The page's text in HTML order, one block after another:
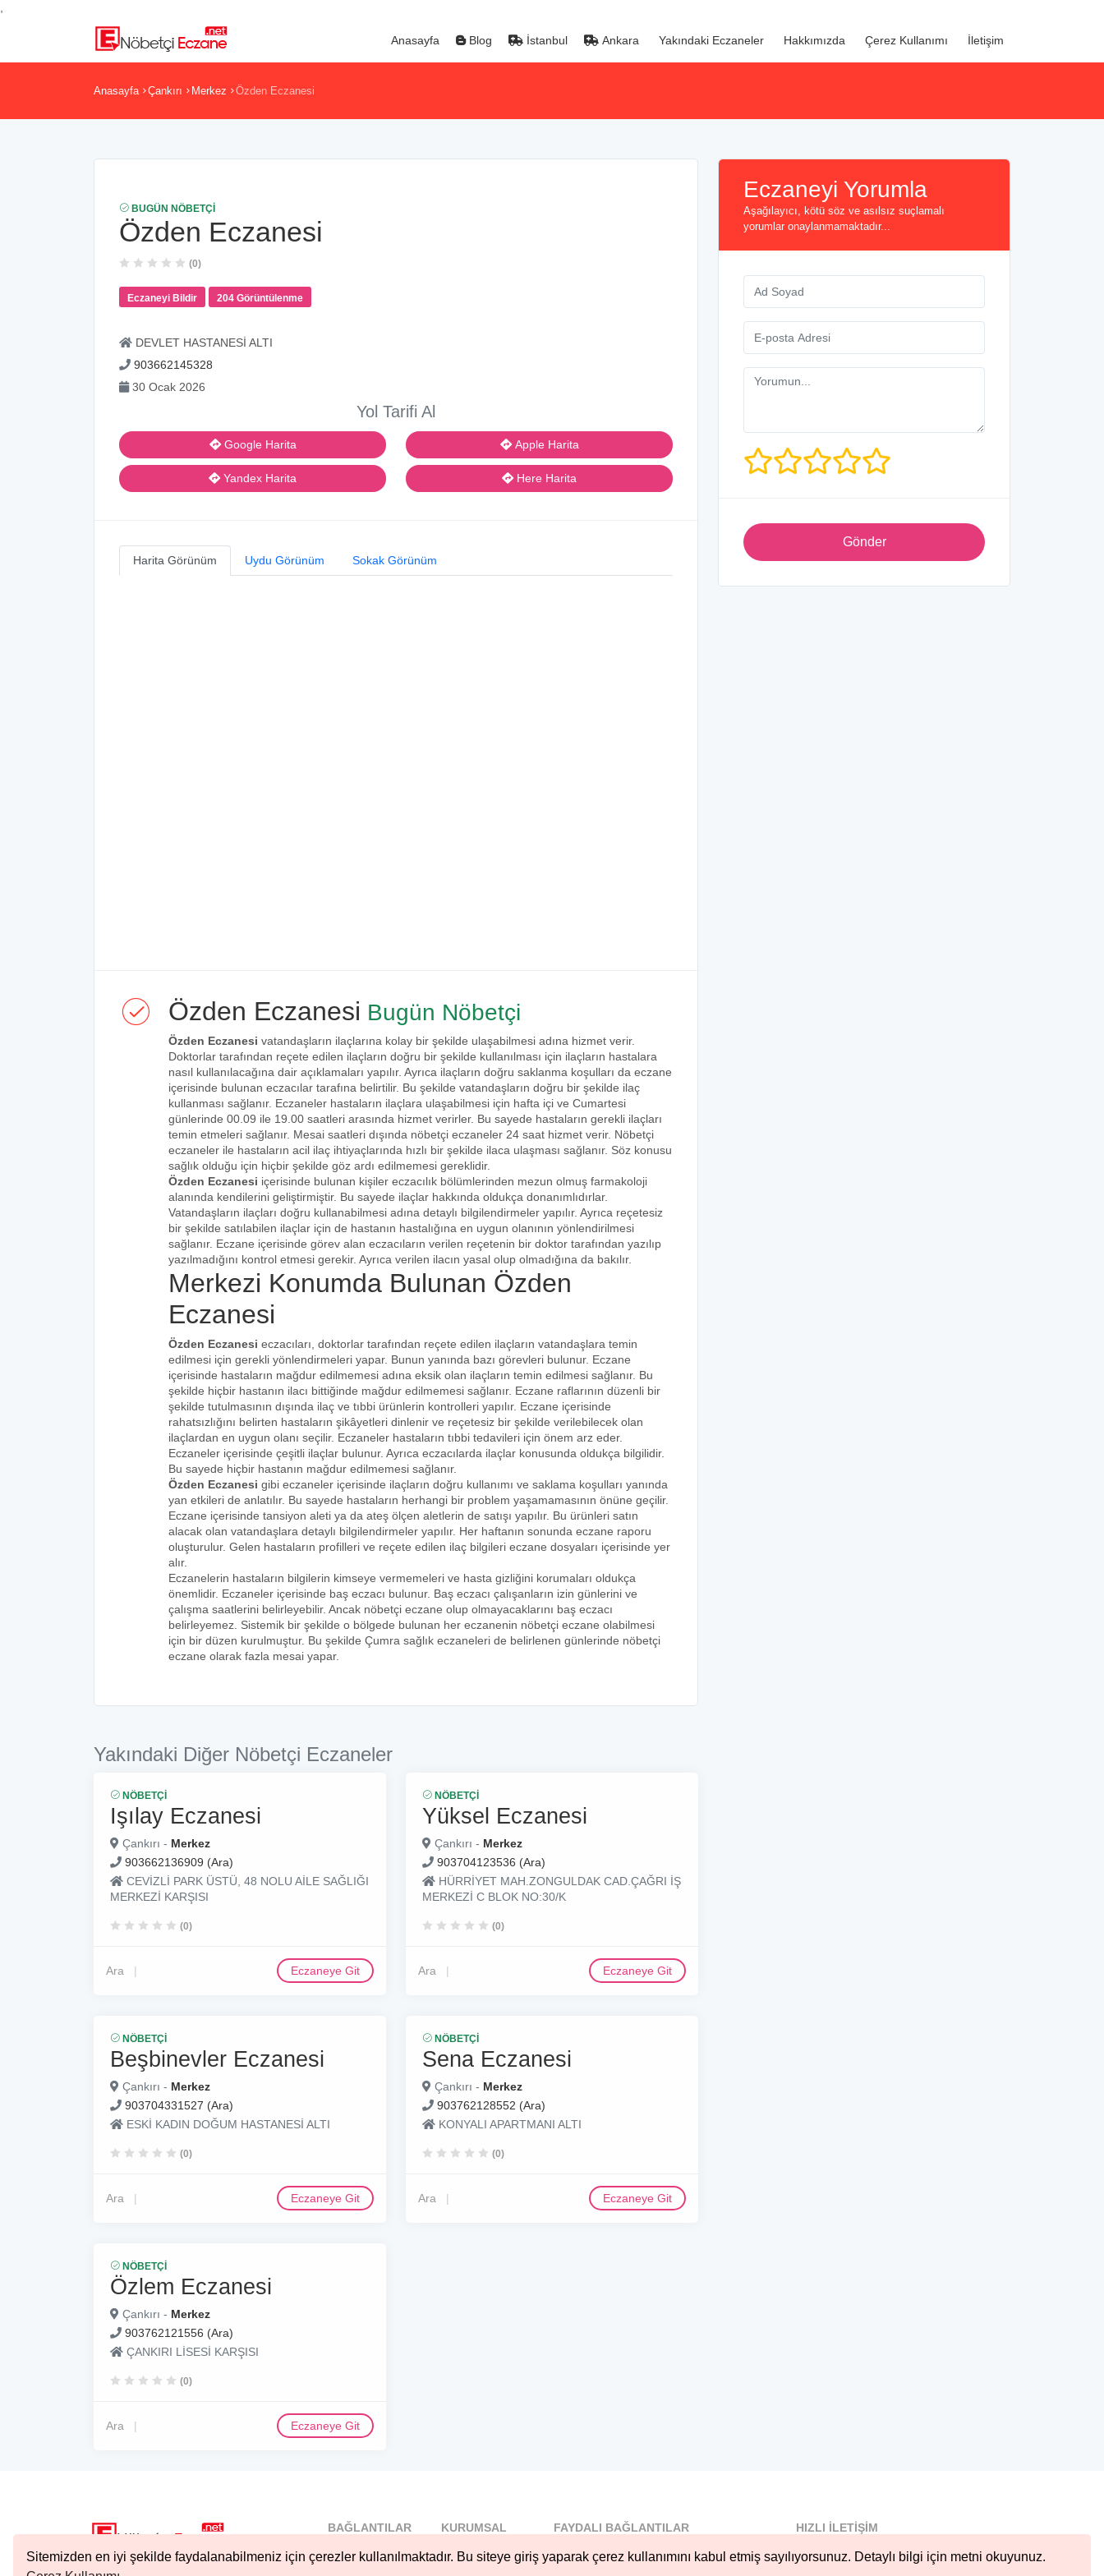
Sitemizden en iyi şekilde faydalanabilmeniz için çerezler kullanılmaktadır. Bu siteye giriş yaparak çerez kullanımını kabul etmiş sayılıyorsunuz. Detaylı bilgi için metni okuyunuz.
Anasayfa Blog İstanbul Ankara Yakındaki Eczaneler Hakkımızda Çerez Kullanımı İletişim
Anasayfa Çankırı Merkez Özden Eczanesi
BUGÜN NÖBETÇI
Özden Eczanesi
(0)
Eczaneyi Bildir 204 Görüntülenme
DEVLET HASTANESİ ALTI
903662145328
30 Ocak 2026
Yol Tarifi Al
Google Harita
Yandex Harita
Apple Harita
Here Harita
Harita Görünüm Uydu Görünüm Sokak Görünüm
Özden Eczanesi Bugün Nöbetçi
Özden Eczanesi vatandaşların ilaçlarına kolay bir şekilde ulaşabilmesi adına hizmet verir.
Doktorlar tarafından reçete edilen ilaçların doğru bir şekilde kullanılması için ilaçların hastalara
nasıl kullanılacağına dair açıklamaları yapılır. Ayrıca ilaçların doğru saklanma koşulları da eczane
içerisinde bulunan eczacılar tarafına belirtilir. Bu şekilde vatandaşların doğru bir şekilde ilaç
kullanması sağlanır. Eczaneler hastaların ilaçlara ulaşabilmesi için hafta içi ve Cumartesi
günlerinde 00.09 ile 19.00 saatleri arasında hizmet verirler. Bu sayede hastaların gerekli ilaçları
temin etmeleri sağlanır. Mesai saatleri dışında nöbetçi eczaneler 24 saat hizmet verir. Nöbetçi
eczaneler ile hastaların acil ilaç ihtiyaçlarında hızlı bir şekilde ilaca ulaşması sağlanır. Söz konusu
sağlık olduğu için hiçbir şekilde göz ardı edilmemesi gereklidir.
Özden Eczanesi içerisinde bulunan kişiler eczacılık bölümlerinden mezun olmuş farmakoloji
alanında kendilerini geliştirmiştir. Bu sayede ilaçlar hakkında oldukça donanımlıdırlar.
Vatandaşların ilaçları doğru kullanabilmesi adına detaylı bilgilendirmeler yapılır. Ayrıca reçetesiz
bir şekilde satılabilen ilaçlar için de hastanın hastalığına en uygun olanının yönlendirilmesi
sağlanır. Eczane içerisinde görev alan eczacıların verilen reçetenin bir doktor tarafından yazılıp
yazılmadığını kontrol etmesi gerekir. Ayrıca verilen ilacın yasal olup olmadığına da bakılır.
Merkezi Konumda Bulunan Özden
Eczanesi
Özden Eczanesi eczacıları, doktorlar tarafından reçete edilen ilaçların vatandaşlara temin
edilmesi için gerekli yönlendirmeleri yapar. Bunun yanında bazı görevleri bulunur. Eczane
içerisinde hastaların mağdur edilmemesi adına eksik olan ilaçların temin edilmesi sağlanır. Bu
şekilde hiçbir hastanın ilacı bittiğinde mağdur edilmemesi sağlanır. Eczane raflarının düzenli bir
şekilde tutulmasının dışında ilaç ve tıbbi ürünlerin kontrolleri yapılır. Eczane içerisinde
rahatsızlığını belirten hastaların şikâyetleri dinlenir ve reçetesiz bir şekilde verilebilecek olan
ilaçlardan en uygun olanı seçilir. Eczaneler hastaların tıbbi tedavileri için önem arz eder.
Eczaneler içerisinde çeşitli ilaçlar bulunur. Ayrıca eczacılarda ilaçlar konusunda oldukça bilgilidir.
Bu sayede hiçbir hastanın mağdur edilmemesi sağlanır.
Özden Eczanesi gibi eczaneler içerisinde ilaçların doğru kullanımı ve saklama koşulları yanında
yan etkileri de anlatılır. Bu sayede hastaların herhangi bir problem yaşamamasının önüne geçilir.
Eczane içerisinde tansiyon aleti ya da ateş ölçen aletlerin de satışı yapılır. Bu ürünleri satın
alacak olan vatandaşlara detaylı bilgilendirmeler yapılır. Her haftanın sonunda eczane raporu
oluşturulur. Gelen hastaların profilleri ve reçete edilen ilaç bilgileri eczane dosyaları içerisinde yer
alır.
Eczanelerin hastaların bilgilerin kimseye vermemeleri ve hasta gizliğini korumaları oldukça
önemlidir. Eczaneler içerisinde baş eczacı bulunur. Baş eczacı çalışanların izin günlerini ve
çalışma saatlerini belirleyebilir. Ancak nöbetçi eczane olup olmayacaklarını baş eczacı
belirleyemez. Sistemik bir şekilde o bölgede bulunan her eczanenin nöbetçi eczane olabilmesi
için bir düzen kurulmuştur. Bu şekilde Çumra sağlık eczaneleri de belirlenen günlerinde nöbetçi
eczane olarak fazla mesai yapar.
Yakındaki Diğer Nöbetçi Eczaneler
NÖBETÇI
Işılay Eczanesi
Çankırı - Merkez
903662136909 (Ara)
CEVİZLİ PARK ÜSTÜ, 48 NOLU AİLE SAĞLIĞI
MERKEZİ KARŞISI
(0)
Ara Eczaneye Git
NÖBETÇI
Yüksel Eczanesi
Çankırı - Merkez
903704123536 (Ara)
HÜRRİYET MAH.ZONGULDAK CAD.ÇAĞRI İŞ
MERKEZİ C BLOK NO:30/K
(0)
Ara Eczaneye Git
NÖBETÇI
Beşbinevler Eczanesi
Çankırı - Merkez
903704331527 (Ara)
ESKİ KADIN DOĞUM HASTANESİ ALTI
(0)
Ara Eczaneye Git
NÖBETÇI
Sena Eczanesi
Çankırı - Merkez
903762128552 (Ara)
KONYALI APARTMANI ALTI
(0)
Ara Eczaneye Git
NÖBETÇI
Özlem Eczanesi
Çankırı - Merkez
903762121556 (Ara)
ÇANKIRI LİSESİ KARŞISI
(0)
Ara Eczaneye Git
Eczaneyi Yorumla
Aşağılayıcı, kötü söz ve asılsız suçlamalı
yorumlar onaylanmamaktadır...
Gönder
BAĞLANTILAR
Nöbetçi...
KURUMSAL
Hakkımızda
FAYDALI BAĞLANTILAR
HIZLI İLETIŞIM